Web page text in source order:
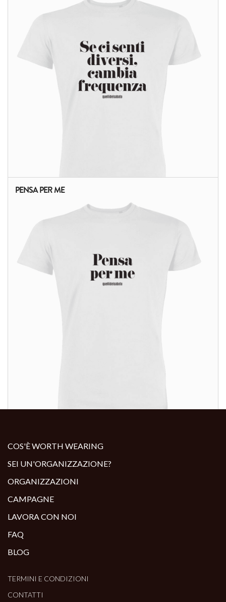
PENSA PER ME
COS'È WORTH WEARING
SEI UN'ORGANIZZAZIONE?
ORGANIZZAZIONI
CAMPAGNE
LAVORA CON NOI
FAQ
BLOG
TERMINI E CONDIZIONI
CONTATTI